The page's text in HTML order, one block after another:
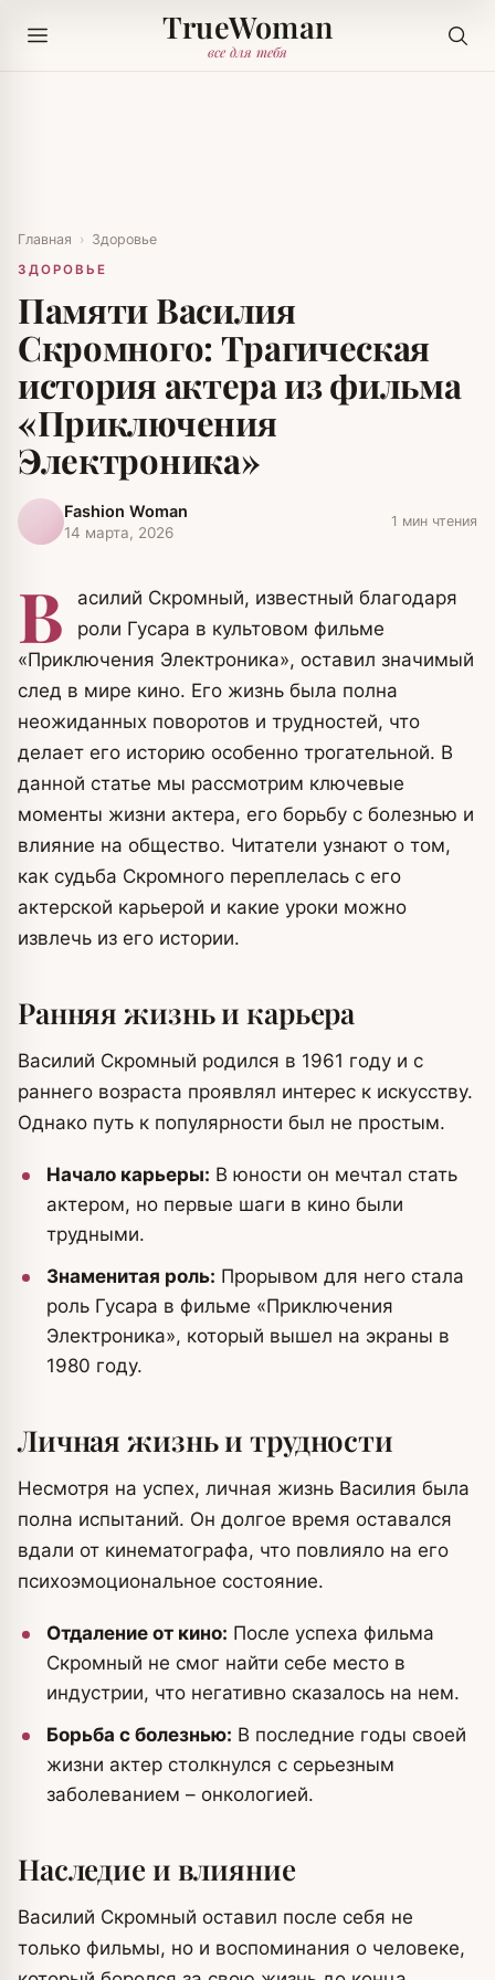
TrueWoman
все для тебя
Главная › Здоровье
ЗДОРОВЬЕ
Памяти Василия
Скромного: Трагическая
история актера из фильма
«Приключения
Электроника»
Fashion Woman
14 марта, 2026
1 мин чтения
В
асилий Скромный, известный благодаря
роли Гусара в культовом фильме
«Приключения Электроника», оставил значимый
след в мире кино. Его жизнь была полна
неожиданных поворотов и трудностей, что
делает его историю особенно трогательной. В
данной статье мы рассмотрим ключевые
моменты жизни актера, его борьбу с болезнью и
влияние на общество. Читатели узнают о том,
как судьба Скромного переплелась с его
актерской карьерой и какие уроки можно
извлечь из его истории.
Ранняя жизнь и карьера
Василий Скромный родился в 1961 году и с
раннего возраста проявлял интерес к искусству.
Однако путь к популярности был не простым.
Начало карьеры: В юности он мечтал стать
актером, но первые шаги в кино были
трудными.
Знаменитая роль: Прорывом для него стала
роль Гусара в фильме «Приключения
Электроника», который вышел на экраны в
1980 году.
Личная жизнь и трудности
Несмотря на успех, личная жизнь Василия была
полна испытаний. Он долгое время оставался
вдали от кинематографа, что повлияло на его
психоэмоциональное состояние.
Отдаление от кино: После успеха фильма
Скромный не смог найти себе место в
индустрии, что негативно сказалось на нем.
Борьба с болезнью: В последние годы своей
жизни актер столкнулся с серьезным
заболеванием – онкологией.
Наследие и влияние
Василий Скромный оставил после себя не
только фильмы, но и воспоминания о человеке,